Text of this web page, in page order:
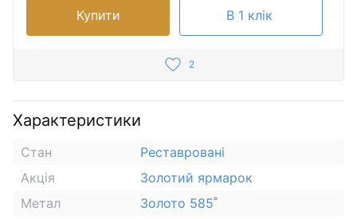
Купити В 1 клік
2
Характеристики
Стан
Реставровані
Акція
Золотий ярмарок
Метал
Золото 585˚